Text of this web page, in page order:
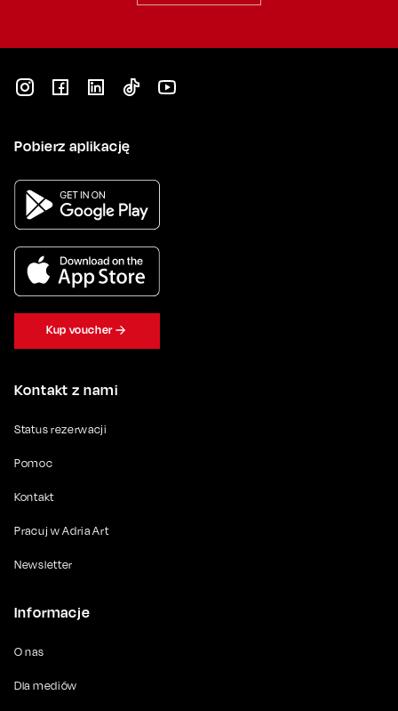
Kontakt z nami
Status rezerwacji
Pomoc
Kontakt
Pracuj w Adria Art
Newsletter
Informacje
O nas
Dla mediów
Pobierz aplikację
Kup voucher